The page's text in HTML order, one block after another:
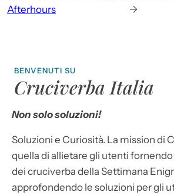
Afterhours
→
BENVENUTI SU
Cruciverba Italia
Non solo soluzioni!
Soluzioni e Curiosità. La mission di
quella di allietare gli utenti
dei cruciverba della Settimana
approfondendo le soluzioni per gli